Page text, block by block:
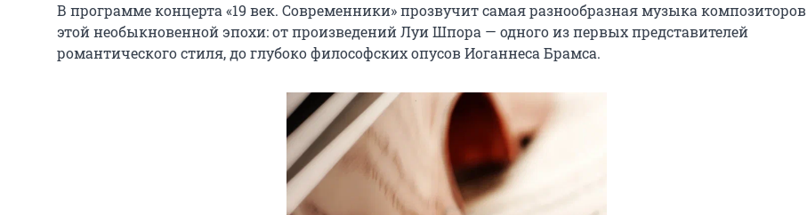
В программе концерта «19 век. Современники» прозвучит самая разнообразная музыка композиторов
этой необыкновенной эпохи: от произведений Луи Шпора — одного из первых представителей
романтического стиля, до глубоко философских опусов Иоганнеса Брамса.